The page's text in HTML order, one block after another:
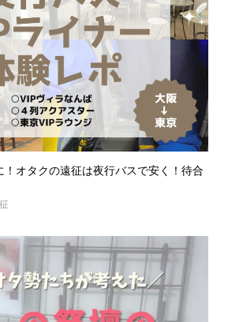
！オタクの遠征は夜行バスで安く！待合